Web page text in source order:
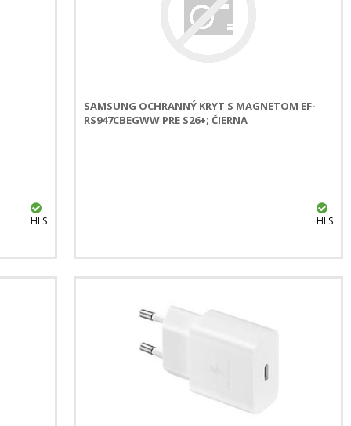
HLS
SAMSUNG OCHRANNÝ KRYT S MAGNETOM EF-
RS947CBEGWW PRE S26+; ČIERNA
HLS